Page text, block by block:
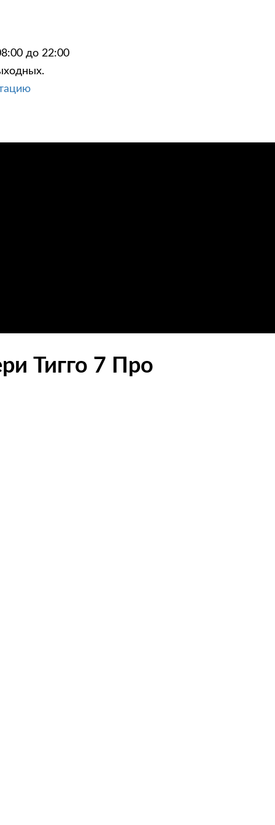
до 22:00
Тигго 7 Про